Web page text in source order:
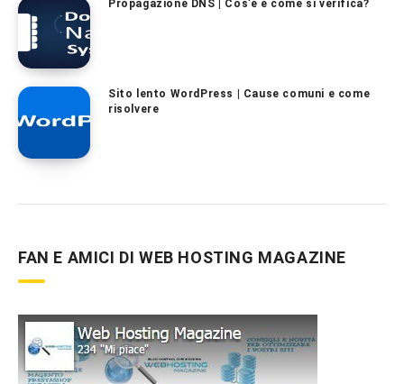
Propagazione DNS | Cos’è e come si verifica?
Sito lento WordPress | Cause comuni e come
risolvere
FAN E AMICI DI WEB HOSTING MAGAZINE